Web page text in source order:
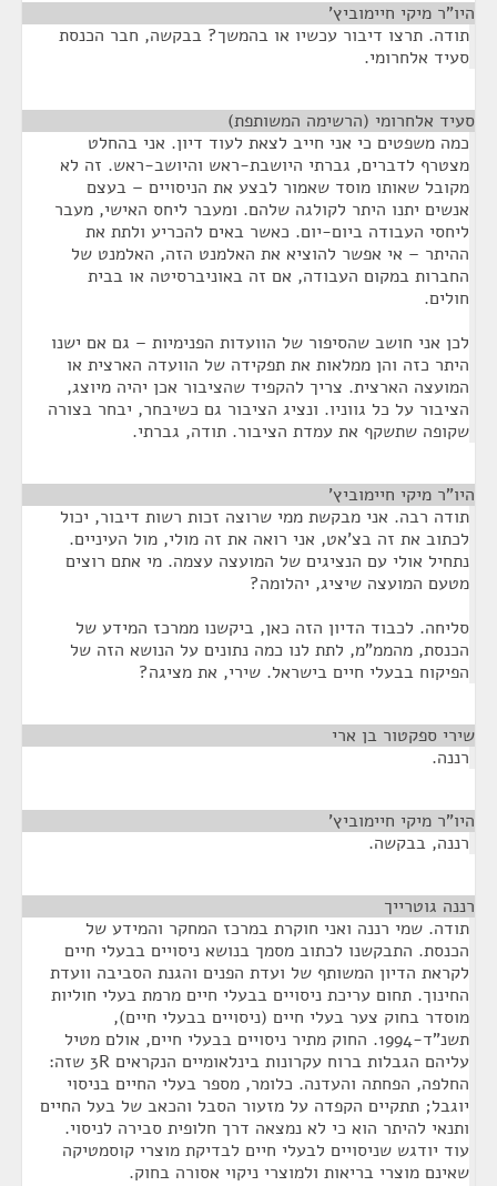
היו"ר מיקי חיימוביץ'
תודה. תרצו דיבור עכשיו או בהמשך? בבקשה, חבר הכנסת
סעיד אלחרומי.
סעיד אלחרומי (הרשימה המשותפת)
כמה משפטים כי אני חייב לצאת לעוד דיון. אני בהחלט
מצטרף לדברים, גברתי היושבת-ראש והיושב-ראש. זה לא
מקובל שאותו מוסד שאמור לבצע את הניסויים – בעצם
אנשים יתנו היתר לקולגה שלהם. ומעבר ליחס האישי, מעבר
ליחסי העבודה ביום-יום. כאשר באים להכריע ולתת את
ההיתר – אי אפשר להוציא את האלמנט הזה, האלמנט של
החברות במקום העבודה, אם זה באוניברסיטה או בבית
חולים.
לכן אני חושב שהסיפור של הוועדות הפנימיות – גם אם ישנו
היתר כזה והן ממלאות את תפקידה של הוועדה הארצית או
המועצה הארצית. צריך להקפיד שהציבור אכן יהיה מיוצג,
הציבור על כל גווניו. ונציג הציבור גם כשיבחר, יבחר בצורה
שקופה שתשקף את עמדת הציבור. תודה, גברתי.
היו"ר מיקי חיימוביץ'
תודה רבה. אני מבקשת ממי שרוצה זכות רשות דיבור, יכול
לכתוב את זה בצ'אט, אני רואה את זה מולי, מול העיניים.
נתחיל אולי עם הנציגים של המועצה עצמה. מי אתם רוצים
מטעם המועצה שיציג, יהלומה?
סליחה. לכבוד הדיון הזה כאן, ביקשנו ממרכז המידע של
הכנסת, מהממ"מ, לתת לנו כמה נתונים על הנושא הזה של
הפיקוח בבעלי חיים בישראל. שירי, את מציגה?
שירי ספקטור בן ארי
רננה.
היו"ר מיקי חיימוביץ'
רננה, בבקשה.
רננה גוטרייך
תודה. שמי רננה ואני חוקרת במרכז המחקר והמידע של
הכנסת. התבקשנו לכתוב מסמך בנושא ניסויים בבעלי חיים
לקראת הדיון המשותף של ועדת הפנים והגנת הסביבה וועדת
החינוך. תחום עריכת ניסויים בבעלי חיים מרמת בעלי חוליות
מוסדר בחוק צער בעלי חיים (ניסויים בבעלי חיים),
תשנ"ד-1994. החוק מתיר ניסויים בבעלי חיים, אולם מטיל
עליהם הגבלות ברוח עקרונות בינלאומיים הנקראים 3R שזה:
החלפה, הפחתה והעדנה. כלומר, מספר בעלי החיים בניסוי
יוגבל; תתקיים הקפדה על מזעור הסבל והכאב של בעל החיים
ותנאי להיתר הוא כי לא נמצאה דרך חלופית סבירה לניסוי.
עוד יודגש שניסויים לבעלי חיים לבדיקת מוצרי קוסמטיקה
שאינם מוצרי בריאות ולמוצרי ניקוי אסורה בחוק.